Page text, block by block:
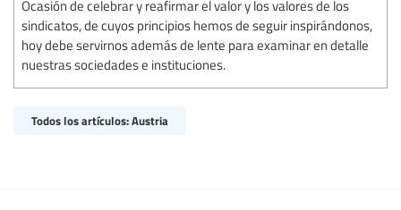
Ocasión de celebrar y reafirmar el valor y los valores de los
sindicatos, de cuyos principios hemos de seguir inspirándonos,
hoy debe servirnos además de lente para examinar en detalle
nuestras sociedades e instituciones.
Todos los artículos: Austria